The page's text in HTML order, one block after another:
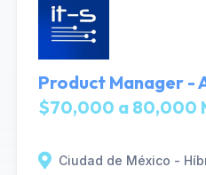
Product Manager -
$70,000 a 80,000
Ciudad de México -